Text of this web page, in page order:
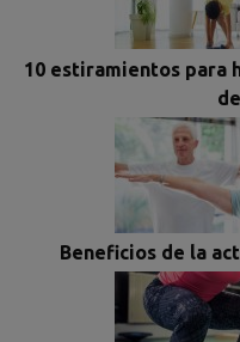
10 estiramientos para
Beneficios de la